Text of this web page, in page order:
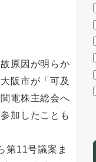
原因が明らか
阪市が「可及
電株主総会へ
加したことも
第11号議案ま